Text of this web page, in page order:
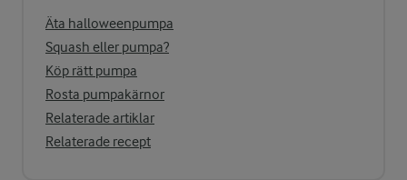
Äta halloweenpumpa
Squash eller pumpa?
Köp rätt pumpa
Rosta pumpakärnor
Relaterade artiklar
Relaterade recept